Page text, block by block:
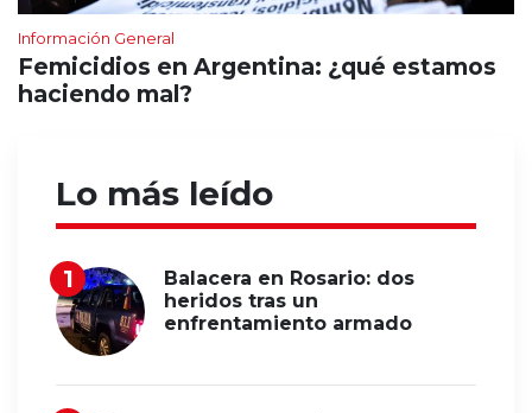
Información General
Femicidios en Argentina: ¿qué estamos
haciendo mal?
Lo más leído
Balacera en Rosario: dos
heridos tras un
enfrentamiento armado